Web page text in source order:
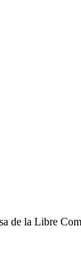
de la Libre